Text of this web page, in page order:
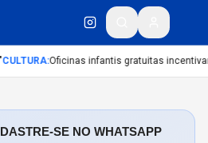
:Oficinas infantis gratuitas incentivam
SE NO WHATSAPP